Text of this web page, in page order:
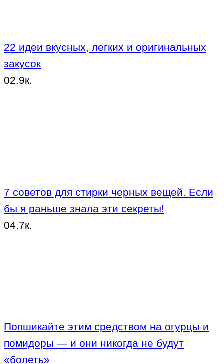
22 идеи вкусных, легких и оригинальных
закусок
02.9к.
7 советов для стирки черных вещей. Если
бы я раньше знала эти секреты!
04.7к.
Попшикайте этим средством на огурцы и
помидоры — и они никогда не будут
«болеть»